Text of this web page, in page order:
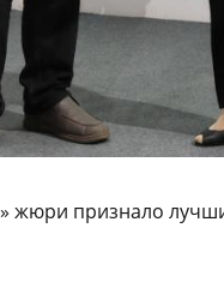
жюри признало